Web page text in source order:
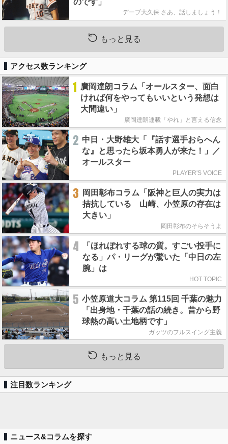
デーブ大久保 さあ、話しましょう！
もっと見る
アクセス数ランキング
1 廣岡達朗コラム「オールスター、面白
ければ何をやってもいいという発想は
大間違い」
廣岡達朗連載「やれ」と言える信念
2 中日・大野雄大「『話す選手おらへん
な』と思ったら坂本勇人が来た！」／
オールスター
PLAYER'S VOICE
3
岡田彰布コラム「阪神と巨人の実力は
拮抗している 山崎、小笠原の存在は
大きい」
岡田彰布のそらそうよ
4
「ほれぼれする球の質。すごい投手に
なる」パ・リーグが驚いた「中日の左
腕」は
HOT TOPIC
5 小笠原道大コラム 第115回 千葉の魅力
「出身地・千葉の話の続き。昔から野
球熱の高い土地柄です」
ガッツのフルスイング主義
もっと見る
注目数ランキング
ニュース&コラムを探す